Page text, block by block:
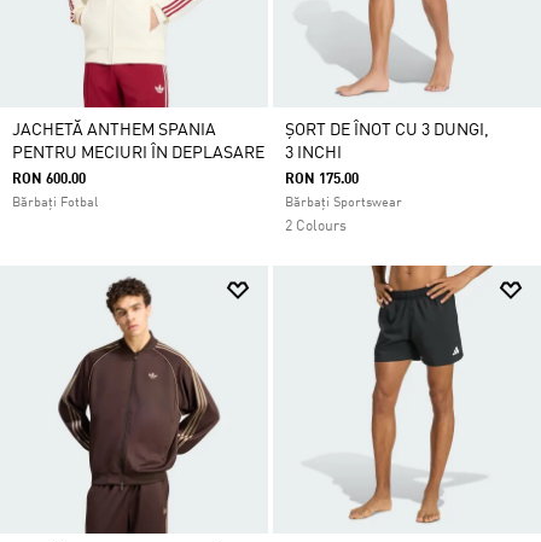
JACHETĂ ANTHEM SPANIA
PENTRU MECIURI ÎN DEPLASARE
RON 600.00
Bărbați Fotbal
ȘORT DE ÎNOT CU 3 DUNGI,
3 INCHI
RON 175.00
Bărbați Sportswear
2 Colours